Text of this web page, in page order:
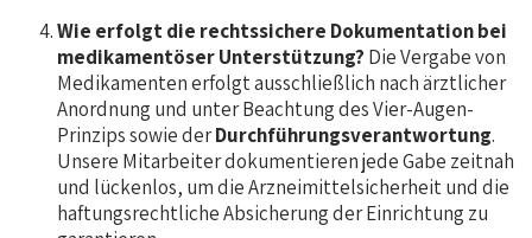
Wie erfolgt die rechtssichere Dokumentation bei
medikamentöser Unterstützung? Die Vergabe von
Medikamenten erfolgt ausschließlich nach ärztlicher
Anordnung und unter Beachtung des Vier-Augen-
Prinzips sowie derDurchführungsverantwortung.
Unsere Mitarbeiter dokumentieren jede Gabe zeitnah
und lückenlos, um die Arzneimittelsicherheit und die
haftungsrechtliche Absicherung der Einrichtung zu